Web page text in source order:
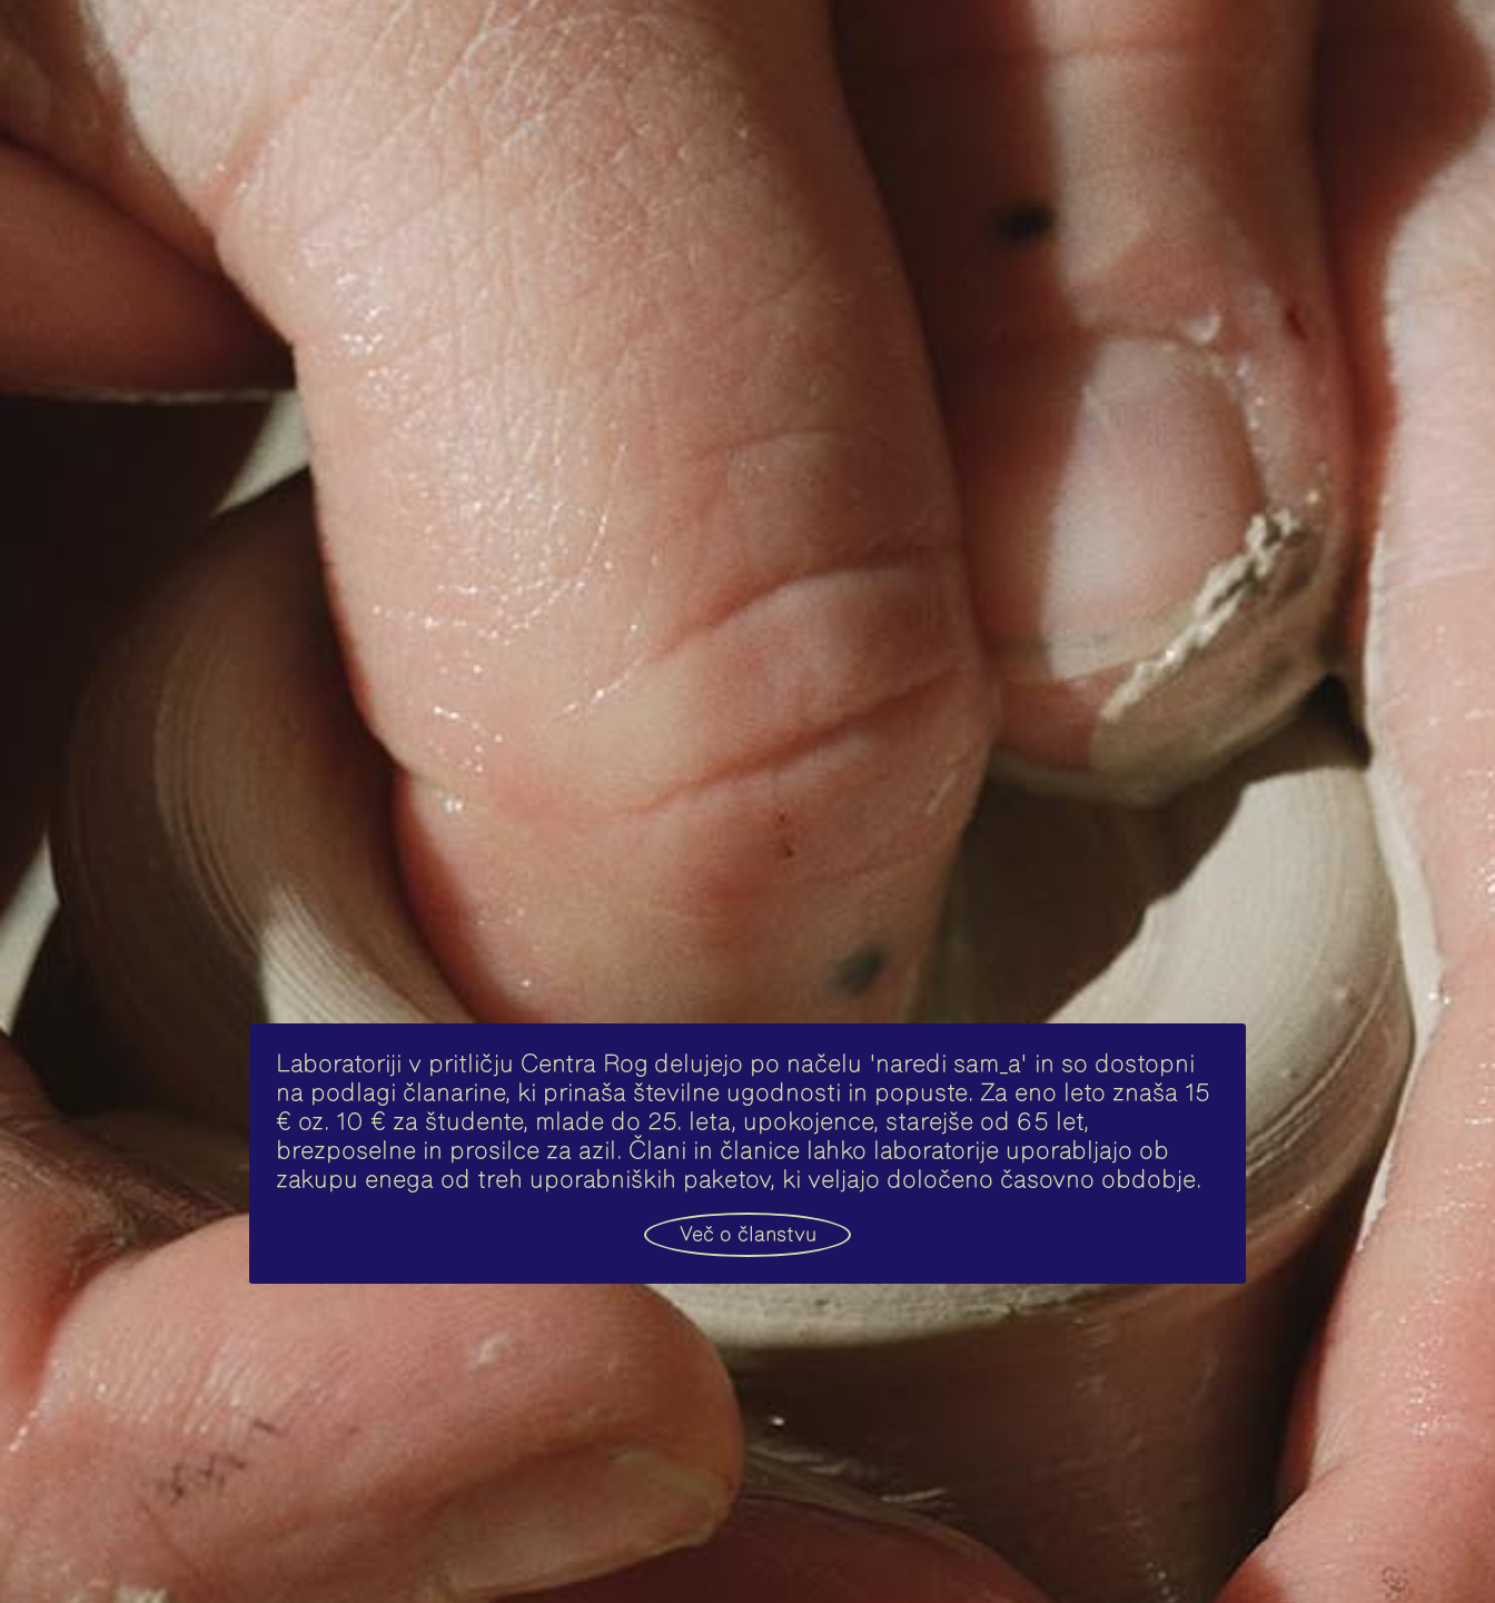
Laboratoriji v pritličju Centra Rog delujejo po načelu 'naredi sam_a' in so dostopni
na podlagi članarine, ki prinaša številne ugodnosti in popuste. Za eno leto znaša 15
€ oz. 10 € za študente, mlade do 25. leta, upokojence, starejše od 65 let,
brezposelne in prosilce za azil. Člani in članice lahko laboratorije uporabljajo ob
zakupu enega od treh uporabniških paketov, ki veljajo določeno časovno obdobje.
Več o članstvu